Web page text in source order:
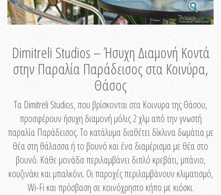
Dimitreli Studios – Ήσυχη Διαμονή Κοντά
στην Παραλία Παράδεισος στα Κοινύρα,
Θάσος
Τα Dimitreli Studios, που βρίσκονται στα Κοινυρα της Θάσου,
προσφέρουν ήσυχη διαμονή μόλις 2 χλμ από την γνωστή
παραλία Παράδεισος. Το κατάλυμα διαθέτει δίκλινα δωμάτια με
θέα στη θάλασσα ή το βουνό και ένα διαμέρισμα με θέα στο
βουνό. Κάθε μονάδα περιλαμβάνει διπλό κρεβάτι, μπάνιο,
κουζινάκι και μπαλκόνι. Οι παροχές περιλαμβάνουν κλιματισμό,
Wi-Fi και πρόσβαση σε κοινόχρηστο κήπο με κιόσκι.